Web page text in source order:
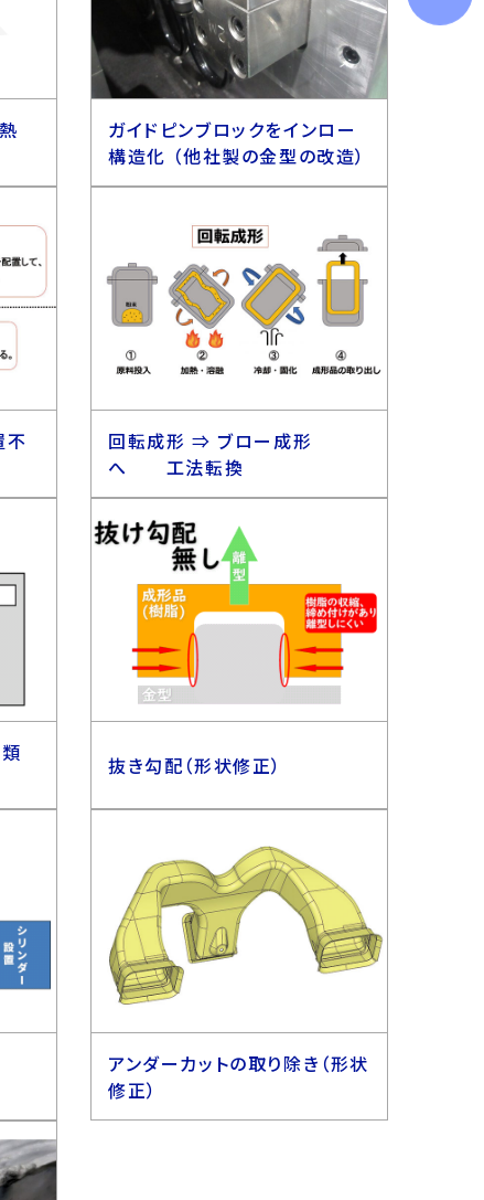
ガイドピンブロックをインロー
構造化 （他社製の金型の改造）
不
回転成形 ⇒ ブロー成形
へ 工法転換
抜き勾配（形状修正）
アンダーカットの取り除き（形状
修正）